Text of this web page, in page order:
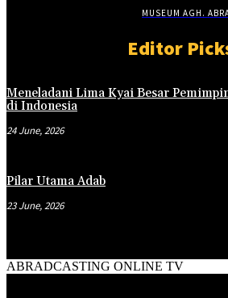
MUSEUM AGH.
Editor
Meneladani Lima Kyai Besar
di Indonesia
24 June, 2026
Pilar Utama Adab
23 June, 2026
ABRADCASTING ONLINE TV